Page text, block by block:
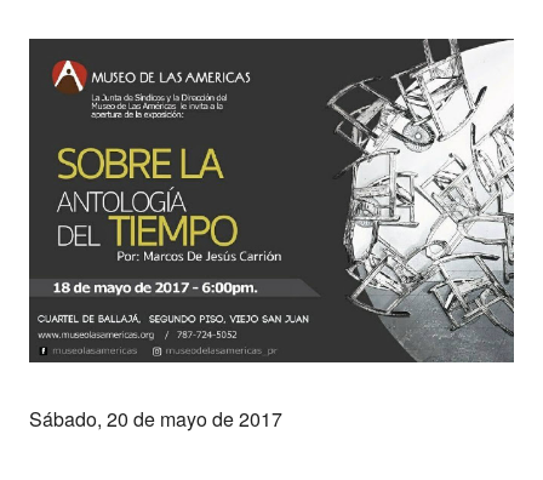
Sábado, 20 de mayo de 2017